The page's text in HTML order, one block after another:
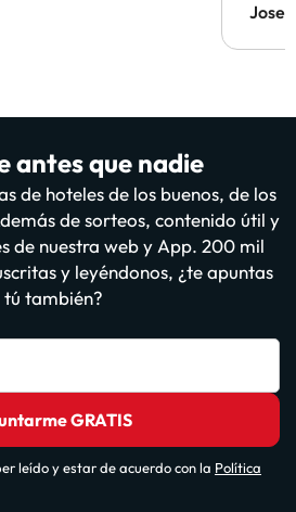
Jose
antes que nadie
de hoteles de los buenos, de los
de sorteos, contenido útil y
de nuestra web y App. 200 mil
y leyéndonos, ¿te apuntas
tú también?
GRATIS
leído y estar de acuerdo con la Política